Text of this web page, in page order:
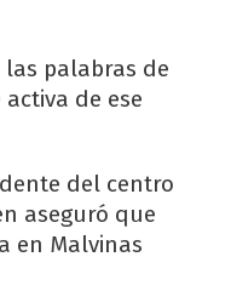
las palabras de
de ese
del centro
aseguró que
en Malvinas